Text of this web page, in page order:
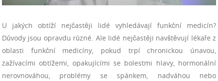
U jakých obtíží nejčastěji lidé vyhledávají funkční medicín?
Důvody jsou opravdu různé. Ale lidé nejčastěji navštěvují lékaře z
oblasti funkční medicíny, pokud trpí chronickou únavou,
zažívacími obtížemi, opakujícími se bolestmi hlavy, hormonální
nerovnováhou, problémy se spánkem, nadváhou nebo